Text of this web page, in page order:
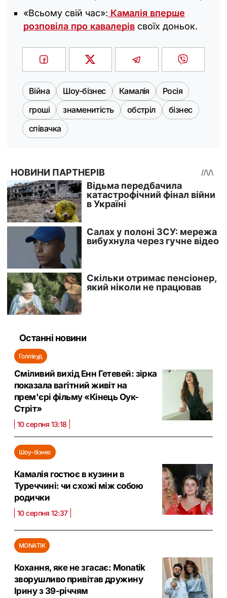
«Всьому свій час»: Камалія вперше
розповіла про кавалерів своїх доньок.
Війна Шоу-бізнес Камалія
Росія
гроші
знаменитість обстріл
бізнес
співачка
Останні новини
Голлівуд
Сміливий вихід Енн Гетевей: зірка
показала вагітний живіт на
прем'єрі фільму «Кінець Оук-
Стріт»
10 серпня 13:18
Шоу-бізнес
Камалія гостює в кузини в
Туреччині: чи схожі між собою
родички
10 серпня 12:37
MONATIK
Кохання, яке не згасає: Monatik
зворушливо привітав дружину
Ірину з 39-річчям